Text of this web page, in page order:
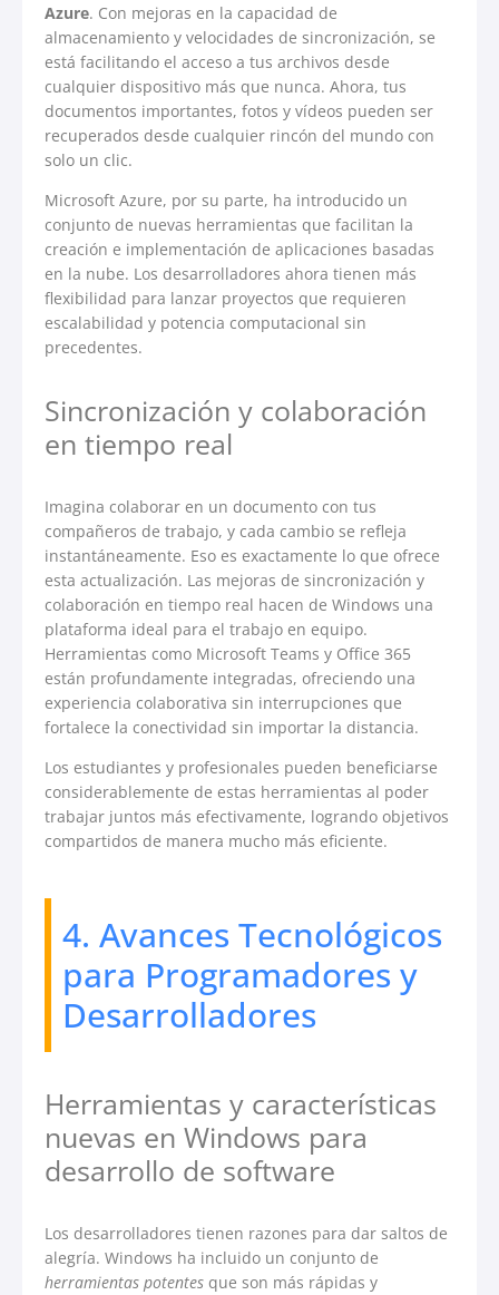
Azure. Con mejoras en la capacidad de
almacenamiento y velocidades de sincronización, se
está facilitando el acceso a tus archivos desde
cualquier dispositivo más que nunca. Ahora, tus
documentos importantes, fotos y vídeos pueden ser
recuperados desde cualquier rincón del mundo con
solo un clic.
Microsoft Azure, por su parte, ha introducido un
conjunto de nuevas herramientas que facilitan la
creación e implementación de aplicaciones basadas
en la nube. Los desarrolladores ahora tienen más
flexibilidad para lanzar proyectos que requieren
escalabilidad y potencia computacional sin
precedentes.
Sincronización y colaboración
en tiempo real
Imagina colaborar en un documento con tus
compañeros de trabajo, y cada cambio se refleja
instantáneamente. Eso es exactamente lo que ofrece
esta actualización. Las mejoras de sincronización y
colaboración en tiempo real hacen de Windows una
plataforma ideal para el trabajo en equipo.
Herramientas como Microsoft Teams y Office 365
están profundamente integradas, ofreciendo una
experiencia colaborativa sin interrupciones que
fortalece la conectividad sin importar la distancia.
Los estudiantes y profesionales pueden beneficiarse
considerablemente de estas herramientas al poder
trabajar juntos más efectivamente, logrando objetivos
compartidos de manera mucho más eficiente.
4. Avances Tecnológicos
para Programadores y
Desarrolladores
Herramientas y características
nuevas en Windows para
desarrollo de software
Los desarrolladores tienen razones para dar saltos de
alegría. Windows ha incluido un conjunto de
herramientas potentes que son más rápidas y